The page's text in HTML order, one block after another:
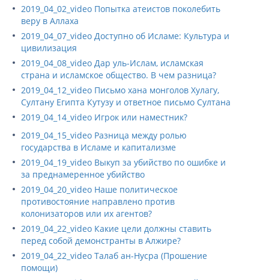
2019_04_02_video Попытка атеистов поколебить
веру в Аллаха
2019_04_07_video Доступно об Исламе: Культура и
цивилизация
2019_04_08_video Дар уль-Ислам, исламская
страна и исламское общество. В чем разница?
2019_04_12_video Письмо хана монголов Хулагу,
Султану Египта Кутузу и ответное письмо Султана
2019_04_14_video Игрок или наместник?
2019_04_15_video Разница между ролью
государства в Исламе и капитализме
2019_04_19_video Выкуп за убийство по ошибке и
за преднамеренное убийство
2019_04_20_video Наше политическое
противостояние направлено против
колонизаторов или их агентов?
2019_04_22_video Какие цели должны ставить
перед собой демонстранты в Алжире?
2019_04_22_video Талаб ан-Нусра (Прошение
помощи)